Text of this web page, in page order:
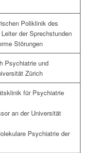
Poliklinik des
der Sprechstunden
Störungen
Psychiatrie und
Zürich
für Psychiatrie
an der Universität
Psychiatrie der